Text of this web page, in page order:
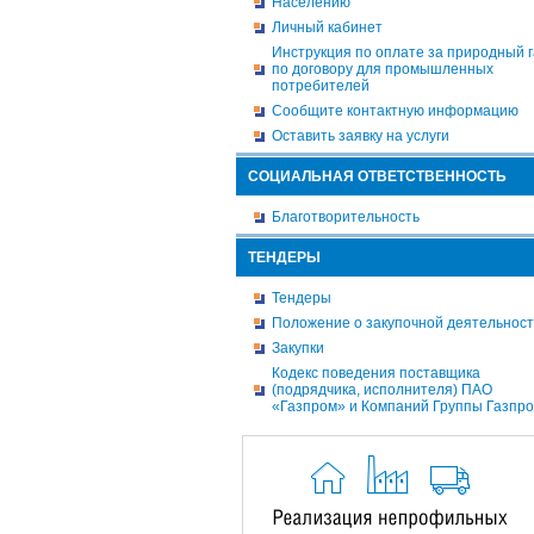
Личный кабинет
Инструкция по оплате за природный
по договору для промышленных
потребителей
Сообщите контактную информацию
Оставить заявку на услуги
СОЦИАЛЬНАЯ ОТВЕТСТВЕННОСТЬ
Благотворительность
ТЕНДЕРЫ
Тендеры
Положение о закупочной
Закупки
Кодекс поведения поставщика
(подрядчика, исполнителя) ПАО
«Газпром» и Компаний Группы